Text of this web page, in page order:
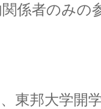
係者のみの
東邦大学開